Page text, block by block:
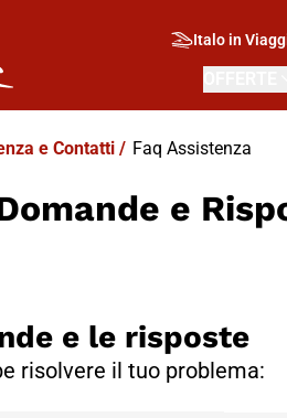
Italo in
e Contatti / Faq Assistenza
e
e le risposte
risolvere il tuo problema: